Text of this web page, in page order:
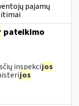
pajamų
pateikimo
inspekcijos
jos